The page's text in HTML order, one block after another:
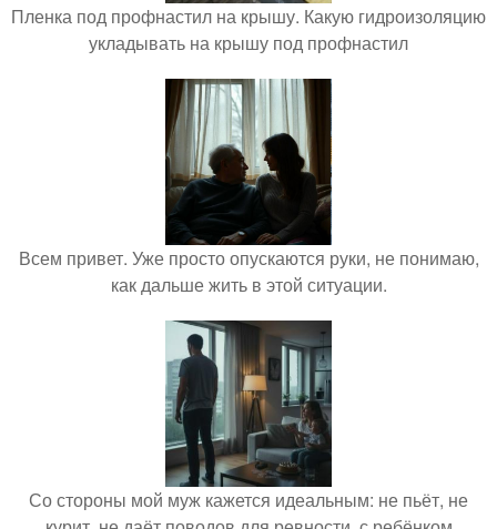
Пленка под профнастил на крышу. Какую гидроизоляцию
укладывать на крышу под профнастил
Всем привет. Уже просто опускаются руки, не понимаю,
как дальше жить в этой ситуации.
Со стороны мой муж кажется идеальным: не пьёт, не